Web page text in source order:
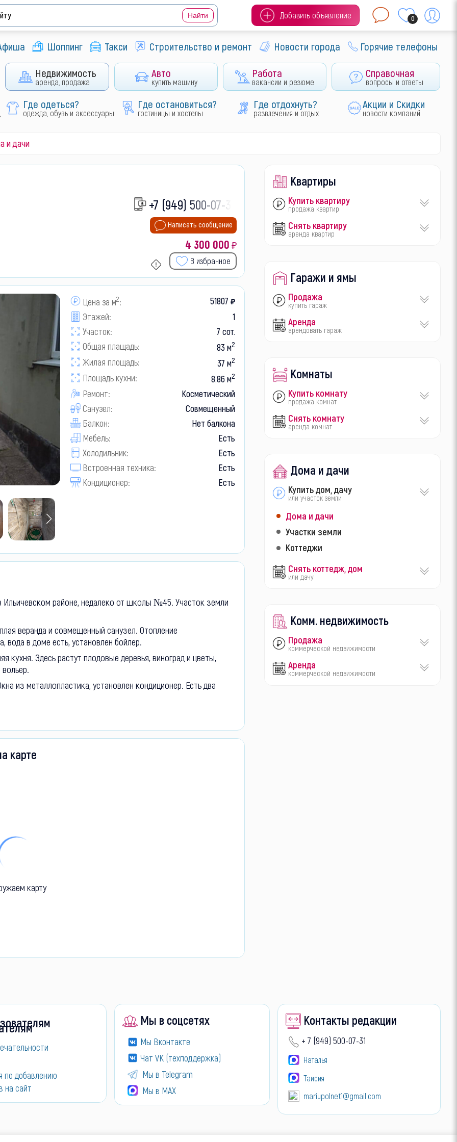
Добавить объявление 0
Шоппинг Такси Строительство и ремонт Новости города Горячие телефоны
Недвижимость
аренда, продажа
Авто
купить машину
Работа
вакансии и резюме
Справочная
вопросы и ответы
Где одеться?
одежда, обувь и аксессуары
Где остановиться?
гостиницы и хостелы
Где отдохнуть?
развлечения и отдых
Акции и Скидки
новости компаний
и дачи
+7 (949) 500-07-30
Написать сообщение
4 300 000 ₽
В избранное
Цена за м2: 51807₽
Этажей:
1
Участок:
7 сот.
Общая плащадь:
83 м2
Жилая площадь: 37 м2
Площадь кухни: 8.86 м2
Ремонт:
Косметический
Санузел:
Совмещенный
Балкон:
Нет балкона
Мебель:
Есть
Холодильник:
Есть
Встроенная техника:
Есть
Кондиционер:
Есть
районе, недалеко от школы №45. Участок земли
веранда и совмещенный санузел. Отопление
вода в доме есть, установлен бойлер.
кухня. Здесь растут плодовые деревья, виноград и цветы,
из металлопластика, установлен кондиционер. Есть два
карте
карту
Квартиры
Купить квартиру
продажа квартир
Снять квартиру
аренда квартир
Гаражи и ямы
Продажа
купить гараж
Аренда
арендовать гараж
Комнаты
Купить комнату
продажа комнат
Снять комнату
аренда комнат
Дома и дачи
Купить дом, дачу
или участок земли
Дома и дачи
Участки земли
Коттеджи
Снять коттедж, дом
или дачу
Комм. недвижимость
Продажа
коммерческой недвижимости
Аренда
коммерческой недвижимости
по добавлению
на сайт
Мы в соцсетях
Мы Вконтакте
Чат VK (техподдержка)
Мы в Telegram
Мы в МАХ
Контакты редакции
+ 7 (949) 500-07-31
Наталья
Таисия
mariupolnet1@gmail.com